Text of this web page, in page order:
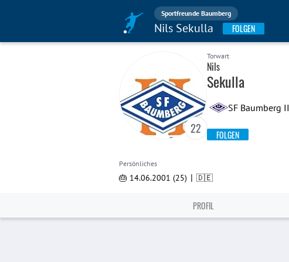
Sportfreunde Baumberg
Nils Sekulla FOLGEN
22
Torwart
Nils
Sekulla
SF Baumberg II
FOLGEN
Persönliches
🎂 14.06.2001 (25) | 🇩🇪
PROFIL